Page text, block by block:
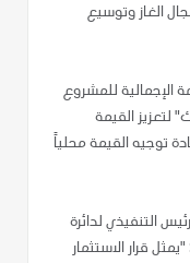
الغاز وتوسيع
من 60% من القيمة الإجمالية للمشروع
لتعزيز القيمة
توجيه القيمة محلياً
التنفيذي لدائرة
قرار الاستثمار